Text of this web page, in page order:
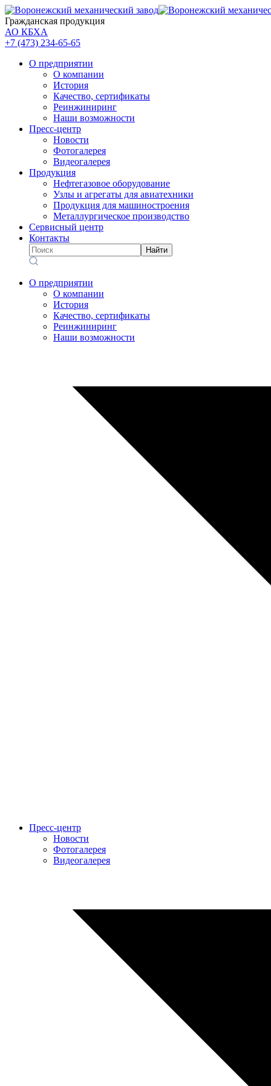
Гражданская продукция
АО КБХА
+7 (473) 234-65-65
О предприятии
О компании
История
Качество, сертификаты
Реинжиниринг
Наши возможности
Пресс-центр
Новости
Фотогалерея
Видеогалерея
Продукция
Нефтегазовое оборудование
Узлы и агрегаты для авиатехники
Продукция для машиностроения
Металлургическое производство
Сервисный центр
Контакты
Найти
О предприятии
О компании
История
Качество, сертификаты
Реинжиниринг
Наши возможности
Пресс-центр
Новости
Фотогалерея
Видеогалерея